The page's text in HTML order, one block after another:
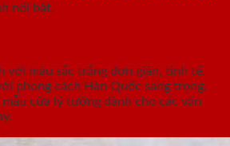
nổi bật.
với màu sắc trắng đơn giản, tinh tế.
phong cách Hàn Quốc sang trọng,
cửa lý tưởng dành cho các văn